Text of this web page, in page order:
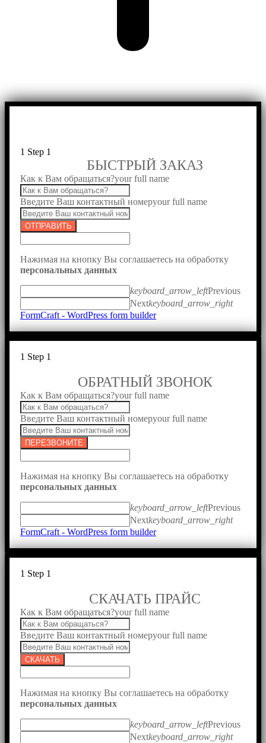
1 Step 1
БЫСТРЫЙ ЗАКАЗ
Как к Вам обращаться?your full name
Введите Ваш контактный номерyour full name
ОТПРАВИТЬ
Нажимая на кнопку Вы соглашаетесь на обработку
персональных данных
keyboard_arrow_leftPrevious
Nextkeyboard_arrow_right
FormCraft - WordPress form builder
1 Step 1
ОБРАТНЫЙ ЗВОНОК
Как к Вам обращаться?your full name
Введите Ваш контактный номерyour full name
ПЕРЕЗВОНИТЕ
Нажимая на кнопку Вы соглашаетесь на обработку
персональных данных
keyboard_arrow_leftPrevious
Nextkeyboard_arrow_right
FormCraft - WordPress form builder
1 Step 1
СКАЧАТЬ ПРАЙС
Как к Вам обращаться?your full name
Введите Ваш контактный номерyour full name
СКАЧАТЬ
Нажимая на кнопку Вы соглашаетесь на обработку
персональных данных
keyboard_arrow_leftPrevious
Nextkeyboard_arrow_right